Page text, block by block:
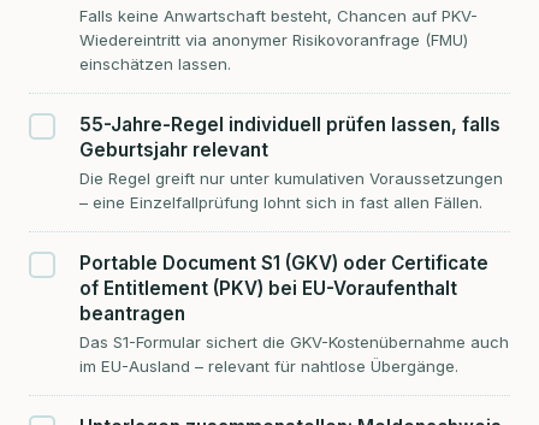
Falls keine Anwartschaft besteht, Chancen auf PKV-
Wiedereintritt via anonymer Risikovoranfrage (FMU)
einschätzen lassen.
55-Jahre-Regel individuell prüfen lassen, falls
Geburtsjahr relevant
Die Regel greift nur unter kumulativen Voraussetzungen
– eine Einzelfallprüfung lohnt sich in fast allen Fällen.
Portable Document S1 (GKV) oder Certificate
of Entitlement (PKV) bei EU-Voraufenthalt
beantragen
Das S1-Formular sichert die GKV-Kostenübernahme auch
im EU-Ausland – relevant für nahtlose Übergänge.